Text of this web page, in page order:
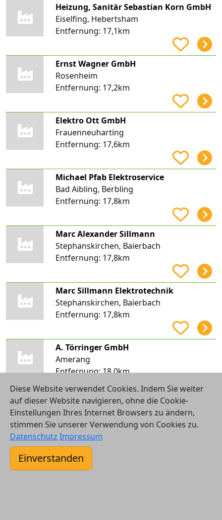
Heizung, Sanitär Sebastian Korn GmbH
Eiselfing, Hebertsham
Entfernung: 17,1km
Ernst Wagner GmbH
Rosenheim
Entfernung: 17,2km
Elektro Ott GmbH
Frauenneuharting
Entfernung: 17,6km
Michael Pfab Elektroservice
Bad Aibling, Berbling
Entfernung: 17,8km
Marc Alexander Sillmann
Stephanskirchen, Baierbach
Entfernung: 17,8km
Marc Sillmann Elektrotechnik
Stephanskirchen, Baierbach
Entfernung: 17,8km
A. Törringer GmbH
Amerang
Entfernung:18,0km
Feldkirchen-Westerham, Percha
Entfernung:18,1km
Karl Ellmaier Heizung Sanitär Solar
Bruckmühl, Wiechs
Diese Website verwendet Cookies. Indem Sie weiter
auf dieser Website navigieren, ohne die Cookie-
Einstellungen Ihres Internet Browsers zu ändern,
stimmen Sie unserer Verwendung von Cookies zu.
Datenschutz Impressum
Einverstanden